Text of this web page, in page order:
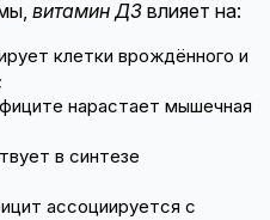
витамин Д3 влияет на:
клетки врождённого и
нарастает мышечная
в синтезе
ассоциируется с